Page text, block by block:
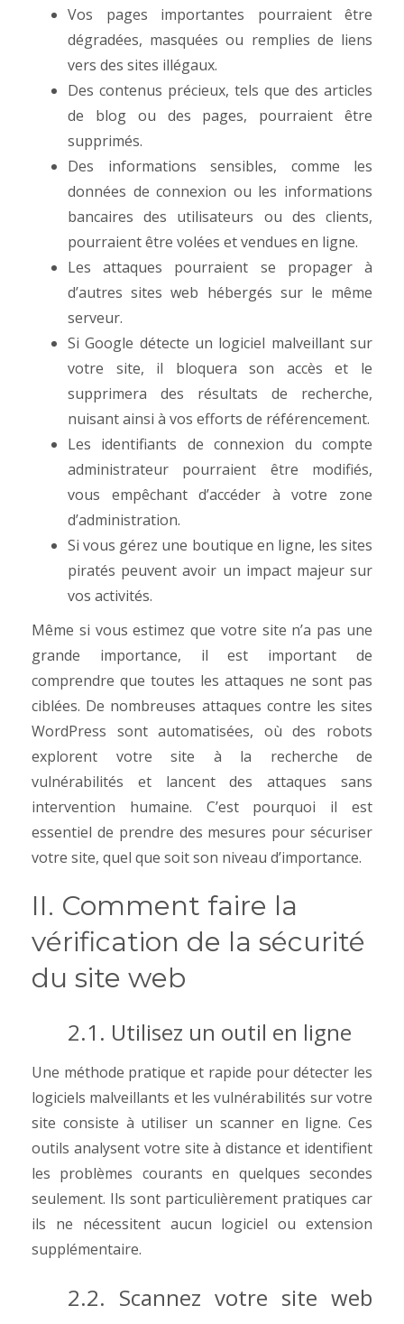
Vos pages importantes pourraient être
dégradées, masquées ou remplies de liens
vers des sites illégaux.
Des contenus précieux, tels que des articles
de blog ou des pages, pourraient être
supprimés.
Des informations sensibles, comme les
données de connexion ou les informations
bancaires des utilisateurs ou des clients,
pourraient être volées et vendues en ligne.
Les attaques pourraient se propager à
d’autres sites web hébergés sur le même
serveur.
Si Google détecte un logiciel malveillant sur
votre site, il bloquera son accès et le
supprimera des résultats de recherche,
nuisant ainsi à vos efforts de référencement.
Les identifiants de connexion du compte
administrateur pourraient être modifiés,
vous empêchant d’accéder à votre zone
d’administration.
Si vous gérez une boutique en ligne, les sites
piratés peuvent avoir un impact majeur sur
vos activités.
Même si vous estimez que votre site n’a pas une
grande importance, il est important de
comprendre que toutes les attaques ne sont pas
ciblées. De nombreuses attaques contre les sites
WordPress sont automatisées, où des robots
explorent votre site à la recherche de
vulnérabilités et lancent des attaques sans
intervention humaine. C’est pourquoi il est
essentiel de prendre des mesures pour sécuriser
votre site, quel que soit son niveau d’importance.
II. Comment faire la
vérification de la sécurité
du site web
2.1. Utilisez un outil en ligne
Une méthode pratique et rapide pour détecter les
logiciels malveillants et les vulnérabilités sur votre
site consiste à utiliser un scanner en ligne. Ces
outils analysent votre site à distance et identifient
les problèmes courants en quelques secondes
seulement. Ils sont particulièrement pratiques car
ils ne nécessitent aucun logiciel ou extension
supplémentaire.
2.2. Scannez votre site web